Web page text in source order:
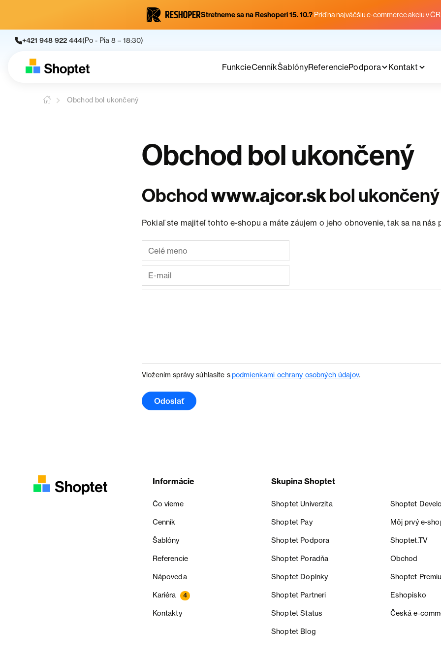
Stretneme sa na Reshoperi 15. 10.? Príď na najväčšiu e-commerce akciu v ČR.
+421 948 922 444(Po - Pia 8 – 18:30)
FunkcieCenníkŠablónyReferenciePodpora Kontakt
Obchod bol ukončený
Obchod bol ukončený
Obchodwww.ajcor.skbol ukončený
Pokiaľ ste majiteľ tohto e-shopu a máte záujem o jeho obnovenie, tak sa na nás
Vložením správy súhlasíte spodmienkami ochrany osobných údajov.
Odoslať
Informácie
Čo vieme
Cenník
Šablóny
Referencie
Nápoveda
Kariéra 4
Kontakty
Skupina Shoptet
Shoptet Univerzita Shoptet
Shoptet Pay Môj prvý e-
Shoptet Podpora Shoptet.TV
Shoptet Poradňa Obchod
Shoptet Doplnky Shoptet
Shoptet Partneri Eshopisko
Shoptet Status Česká
Shoptet Blog